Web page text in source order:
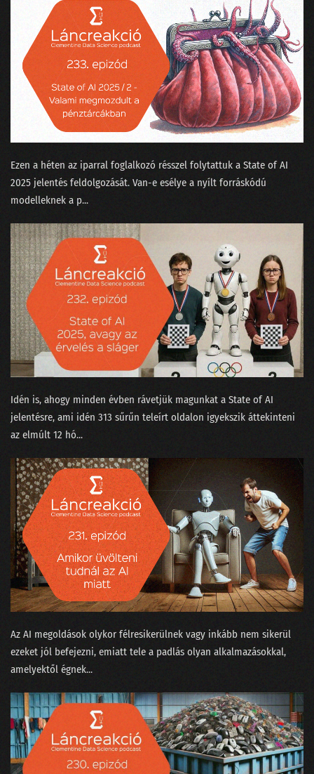
Ezen a héten az iparral foglalkozó résszel folytattuk a ⁠State of AI
2025⁠ jelentés feldolgozását. Van-e esélye a nyílt forráskódú
modelleknek a p...
Idén is, ahogy minden évben rávetjük magunkat a ⁠State of AI⁠
jelentésre, ami idén 313 sűrűn teleírt oldalon igyekszik áttekinteni
az elmúlt 12 hó...
Az AI megoldások olykor félresikerülnek vagy inkább nem sikerül
ezeket jól befejezni, emiatt tele a padlás olyan alkalmazásokkal,
amelyektől égnek...